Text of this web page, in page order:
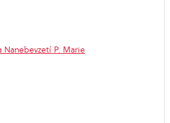
Nanebevzetí P. Marie